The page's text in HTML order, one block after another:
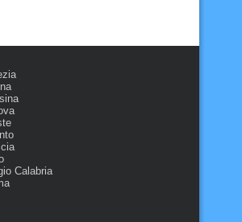
Calabria